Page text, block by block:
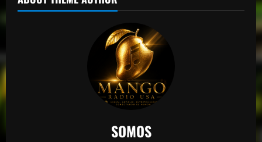
SOMOS